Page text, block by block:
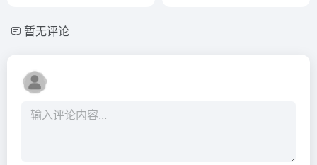
暂无评论